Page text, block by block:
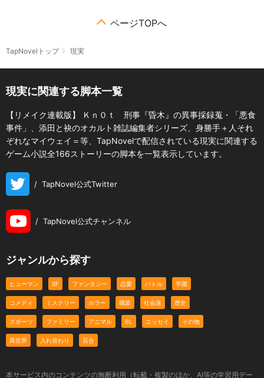
ページTOPへ
TapNovelトップ 現実
現実に関連する脚本一覧
【リメイク連載版】 Ｋｎ０ｔ 刑事『昏木』の異事採録蒐・「悪食
事件」、添田と袂のオカルト雑誌編集者シリーズ、身勝手＋人それ
ぞれなマイウェイ＝等、TapNovelで配信されている現実に関連する
ゲーム小説全166ストーリーの脚本を一覧表示しています。
/ TapNovel公式Twitter
/ TapNovel公式チャンネル
ジャンルから探す
ヒューマン SF ファンタジー 恋愛 バトル 学園
コメディ ミステリー ホラー 職業 社会派 歴史
スポーツ ファミリー アニマル BL エッセイ その他
異世界 入れ替わり 百合
本サービス内のコンテンツの無断利用（転載・複製のほか、AI等の学習用デー